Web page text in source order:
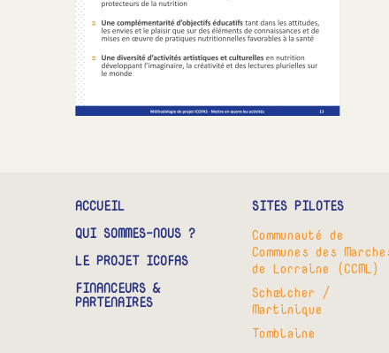
ACCUEIL
QUI SOMMES-NOUS ?
LE PROJET ICOFAS
FINANCEURS &
PARTENAIRES
SITES PILOTES
Communauté de
Communes des
de Lorraine (CCML)
Schœlcher /
Martinique
Tomblaine